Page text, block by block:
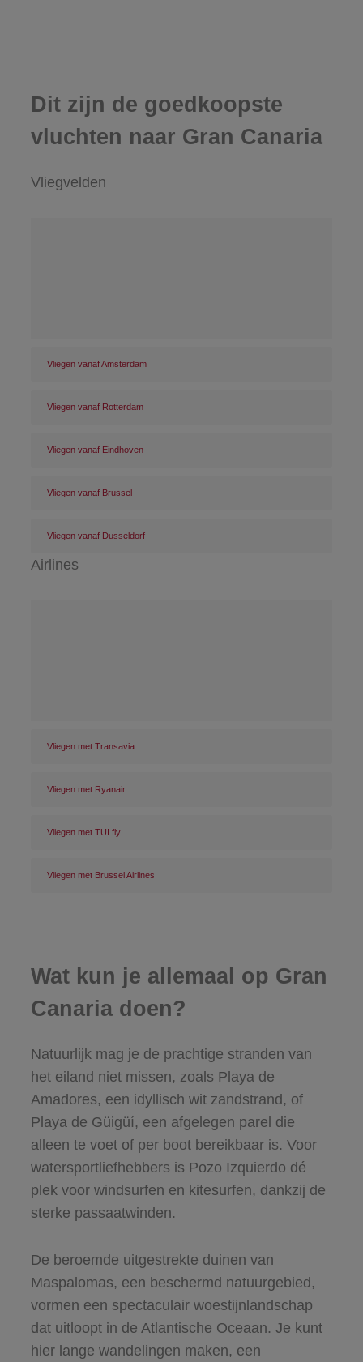
Dit zijn de goedkoopste
vluchten naar Gran Canaria
Vliegvelden
Vliegen vanaf Amsterdam
Vliegen vanaf Rotterdam
Vliegen vanaf Eindhoven
Vliegen vanaf Brussel
Vliegen vanaf Dusseldorf
Airlines
Vliegen met Transavia
Vliegen met Ryanair
Vliegen met TUI fly
Vliegen met Brussel Airlines
Wat kun je allemaal op Gran
Canaria doen?
Natuurlijk mag je de prachtige stranden van
het eiland niet missen, zoals Playa de
Amadores, een idyllisch wit zandstrand, of
Playa de Güigüí, een afgelegen parel die
alleen te voet of per boot bereikbaar is. Voor
watersportliefhebbers is Pozo Izquierdo dé
plek voor windsurfen en kitesurfen, dankzij de
sterke passaatwinden.
De beroemde uitgestrekte duinen van
Maspalomas, een beschermd natuurgebied,
vormen een spectaculair woestijnlandschap
dat uitloopt in de Atlantische Oceaan. Je kunt
hier lange wandelingen maken, een